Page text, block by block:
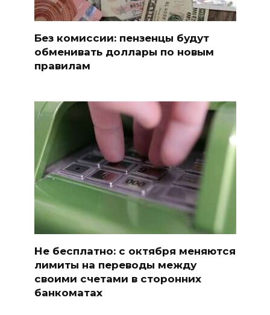
Без комиссии: пензенцы будут
обменивать доллары по новым
правилам
Не бесплатно: с октября меняются
лимиты на переводы между
своими счетами в сторонних
банкоматах